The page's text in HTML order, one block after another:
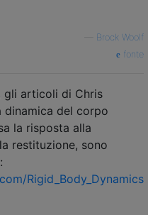
Brock Woolf
fonte
gli articoli di Chris
dinamica del corpo
la risposta alla
restituzione, sono
Rigid_Body_Dynamics